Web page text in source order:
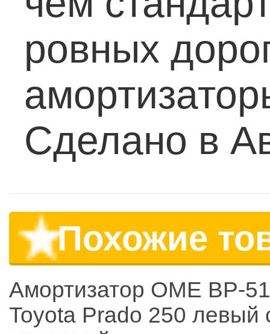
ровных
Сделано в
Похожие
Амортизатор OME BP-
Toyota Prado 250 левый